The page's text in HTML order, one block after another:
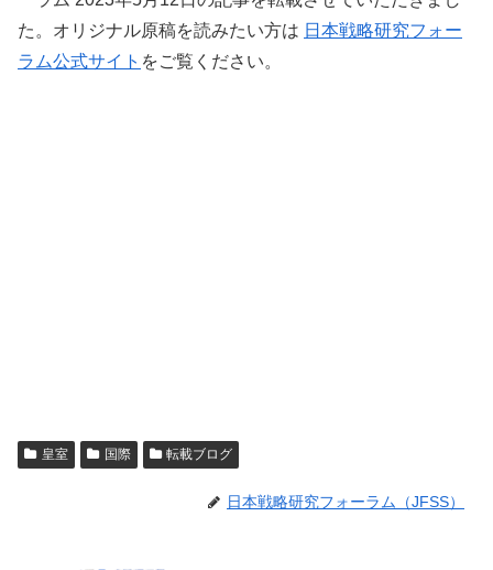
た。オリジナル原稿を読みたい方は 日本戦略研究フォー
ラム公式サイト をご覧ください。
皇室 国際 転載ブログ
日本戦略研究フォーラム（JFSS）